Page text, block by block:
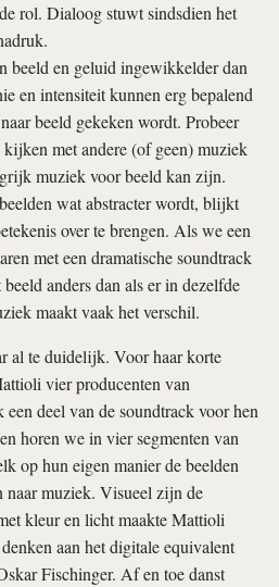
rol. Dialoog stuwt sindsdien het
beeld en geluid ingewikkelder dan
en intensiteit kunnen erg bepalend
beeld gekeken wordt. Probeer
met andere (of geen) muziek
muziek voor beeld kan zijn.
wat abstracter wordt, blijkt
over te brengen. Als we een
met een dramatische soundtrack
anders dan als er in dezelfde
maakt vaak het verschil.
al te duidelijk. Voor haar korte
vier producenten van
deel van de soundtrack voor hen
horen we in vier segmenten van
op hun eigen manier de beelden
naar muziek. Visueel zijn de
kleur en licht maakte Mattioli
aan het digitale equivalent
Fischinger. Af en toe danst